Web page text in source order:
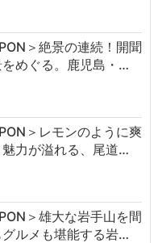
＞絶景の連続！開聞
めぐる。鹿児島・…
＞レモンのように爽
力が溢れる、尾道…
＞雄大な岩手山を間
ルメも堪能する岩…